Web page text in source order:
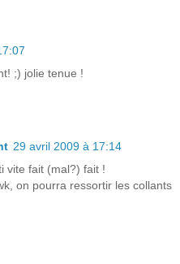
;) jolie tenue !
29 avril 2009 à 17:14
vite fait (mal?) fait !
on pourra ressortir les collants